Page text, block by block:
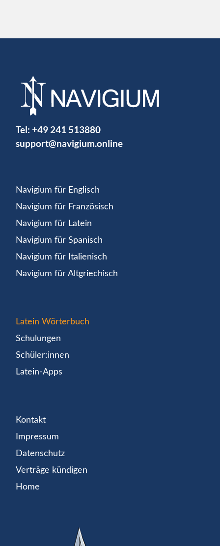
Tel: +49 241 513880
support@navigium.online
Navigium für Englisch
Navigium für Französisch
Navigium für Latein
Navigium für Spanisch
Navigium für Italienisch
Navigium für Altgriechisch
Latein Wörterbuch
Schulungen
Schüler:innen
Latein-Apps
Kontakt
Impressum
Datenschutz
Verträge kündigen
Home